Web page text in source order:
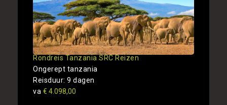
Rondreis Tanzania SRC Reizen
Ongerept tanzania
Reisduur: 9 dagen
va € 4.098,00